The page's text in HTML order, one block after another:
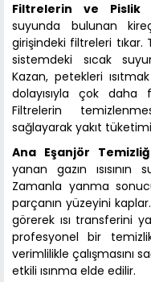
Filtrelerin ve Pislik
suyunda bulunan
girişindeki filtreleri tıkar.
sistemdeki sıcak
Kazan, petekleri
dolayısıyla çok daha
Filtrelerin
sağlayarak yakıt
Ana Eşanjör
yanan gazın ısısının
Zamanla yanma
parçanın yüzeyini
görerek ısı transferini
profesyonel bir
verimlilikle çalışmasını
etkili ısınma elde edilir.